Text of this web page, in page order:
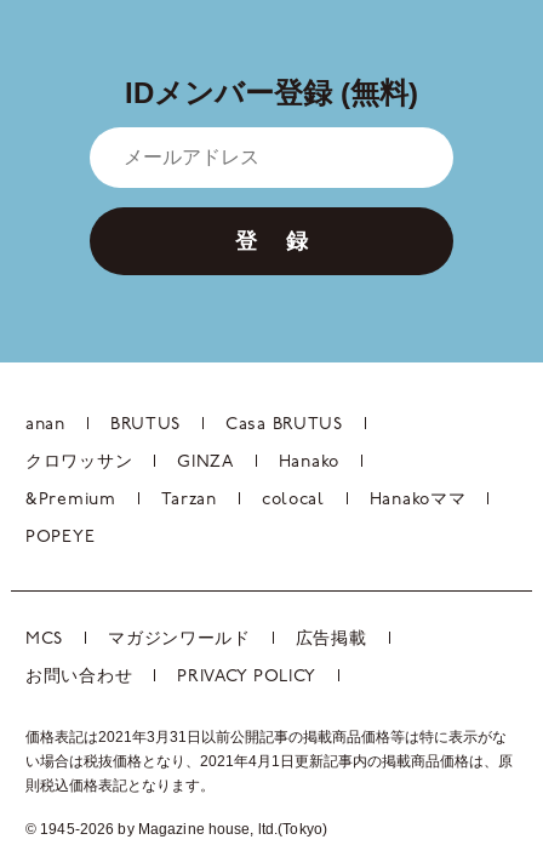
IDメンバー登録 (無料)
登 録
anan BRUTUS Casa BRUTUS
クロワッサン GINZA Hanako
&Premium Tarzan colocal Hanakoママ
POPEYE
MCS マガジンワールド 広告掲載
お問い合わせ PRIVACY POLICY
価格表記は2021年3月31日以前公開記事の掲載商品価格等は特に表示がな
い場合は税抜価格となり、2021年4月1日更新記事内の掲載商品価格は、 原
則税込価格表記となります。
© 1945-2026 by Magazine house, ltd.(Tokyo)